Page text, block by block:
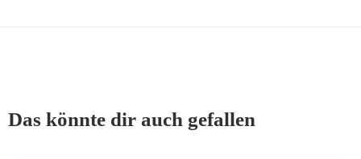
Das könnte dir auch gefallen